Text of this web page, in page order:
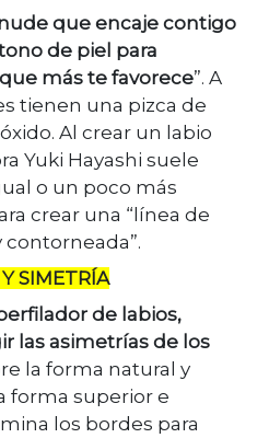
que encaje contigo
de piel para
más te favorece”. A
tienen una pizca de
Al crear un labio
Yuki Hayashi suele
o un poco más
crear una “línea de
SIMETRÍA
de labios,
las asimetrías de los
la forma natural y
forma superior e
los bordes para